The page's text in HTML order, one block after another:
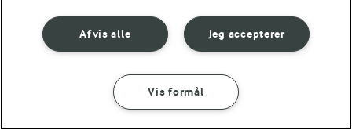
Hvis du har lyst til at bage mere med rabarber, er der
flere opskrifter at udforske. Måske frister noget sødt
Jeg accepterer
Afvis alle
Vis formål